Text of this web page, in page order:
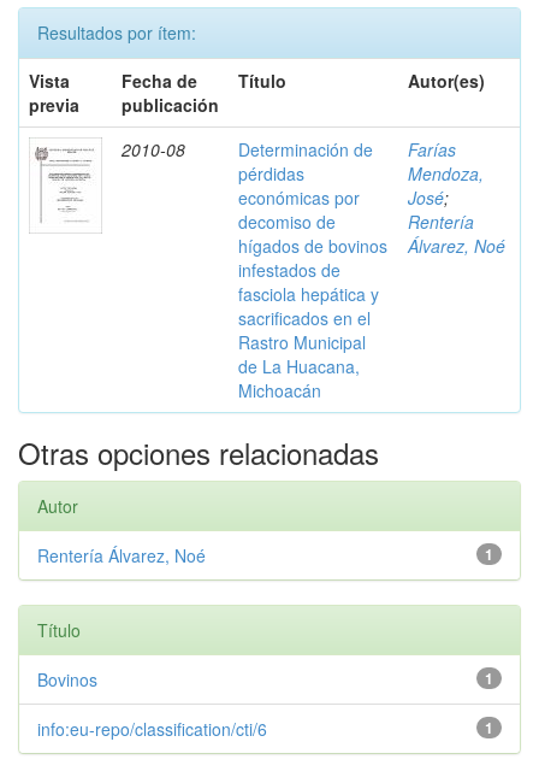
Resultados por ítem:
Vista
previa
Fecha de
publicación
Título Autor(es)
2010-08
Determinación de
pérdidas
económicas por
decomiso de
hígados de bovinos
infestados de
fasciola hepática y
sacrificados en el
Rastro Municipal
de La Huacana,
Michoacán
Farías
Mendoza,
José;
Rentería
Álvarez, Noé
Otras opciones relacionadas
Autor
1
Rentería Álvarez, Noé
Título
1
Bovinos
1
info:eu-repo/classification/cti/6